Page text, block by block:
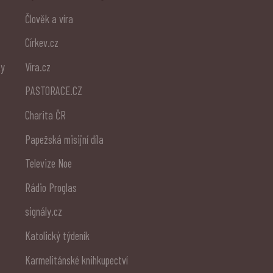
Člověk a víra
Církev.cz
Víra.cz
PASTORACE.CZ
Charita ČR
Papežská misijní díla
Televize Noe
Rádio Proglas
signály.cz
Katolický týdeník
Karmelitánské knihkupectví